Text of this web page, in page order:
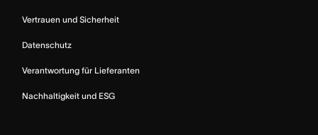
Vertrauen und Sicherheit
Datenschutz
Verantwortung für Lieferanten
Nachhaltigkeit und ESG